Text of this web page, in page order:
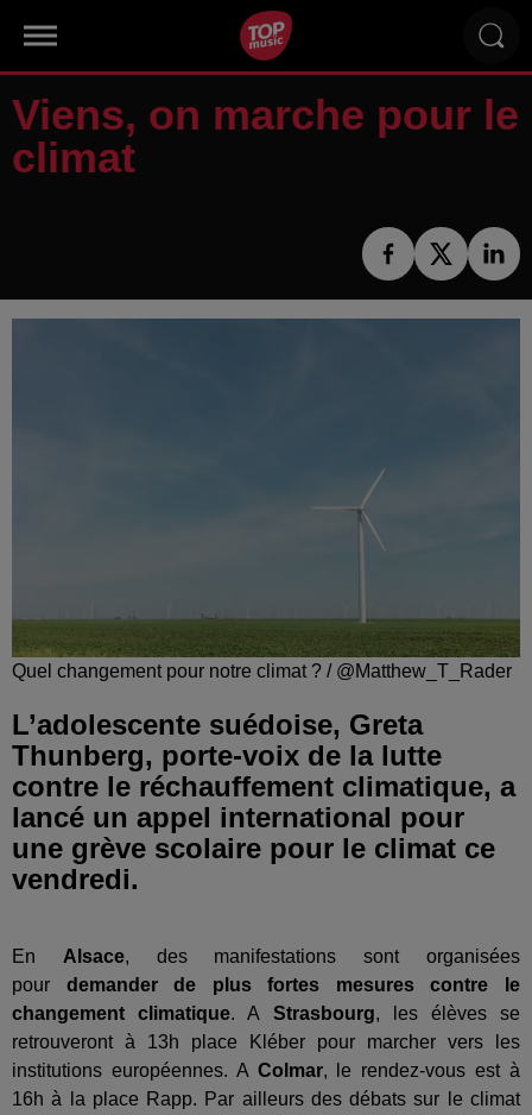
Viens, on marche pour le
climat
Quel changement pour notre climat ? / @Matthew_T_Rader
L’adolescente suédoise, Greta
Thunberg, porte-voix de la lutte
contre le réchauffement climatique, a
lancé un appel international pour
une grève scolaire pour le climat ce
vendredi.
En Alsace, des manifestations sont organisées
pour demander de plus fortes mesures contre le
changement climatique. A Strasbourg, les élèves se
retrouveront à 13h place Kléber pour marcher vers les
institutions européennes. A Colmar, le rendez-vous est à
16h à la place Rapp. Par ailleurs des débats sur le climat